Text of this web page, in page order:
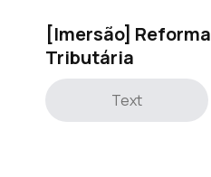
[Imersão] Reforma
Tributária
Text